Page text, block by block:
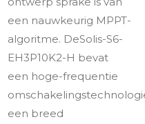
een nauwkeurig MPPT-
algoritme. DeSolis-S6-
EH3P10K2-H bevat
een hoge-frequentie
een breed